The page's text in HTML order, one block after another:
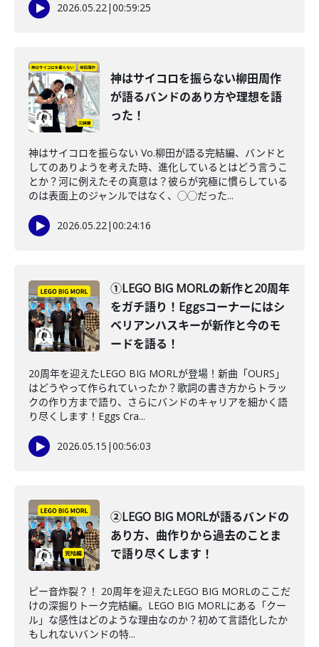
2026.05.22|00:59:25
神はサイコロを振らない柳田周作
が語るバンドのあり方や理想を語
った！
神はサイコロを振らない Vo.柳田が語る完結編、バンドと
してのありようを考えた時、進化しているとはどう言うこ
とか？河に例えたその真意は？彼らが究極に慣らしている
のは表面上のジャンルではなく、◯◯だった...
2026.05.22|00:24:16
①LEGO BIG MORLの新作と20周年
をガチ語り！Eggsコーナーにはシ
ベリアンハスキーが新作と今のモ
ードを語る！
20周年を迎えたLEGO BIG MORLが登場！新曲「OURS」
はどうやって作られていったか？歌詞の書き方からトラッ
クの作り方まで語り、さらにバンドのキャリアを細かく語
り尽くします！Eggs Cra...
2026.05.15 |00:56:03
②LEGO BIG MORLが語るバンドの
あり方、曲作りから過去のことま
で語り尽くします！
ピー音炸裂？！ 20周年を迎えたLEGO BIG MORLのここだ
けの深掘りトーク完結編。LEGO BIG MORLにある「クー
ル」な感性はどのような理由なのか？初めて言語化したか
もしれないバンドの特...